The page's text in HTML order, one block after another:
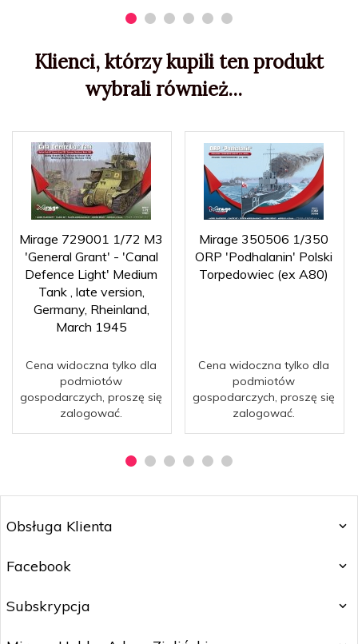
Klienci, którzy kupili ten produkt
wybrali również...
Mirage 729001 1/72 M3
'General Grant' - 'Canal
Defence Light' Medium
Tank , late version,
Germany, Rheinland,
March 1945
Cena widoczna tylko dla
podmiotów
gospodarczych, proszę się
zalogować.
Mirage 350506 1/350
ORP 'Podhalanin' Polski
Torpedowiec (ex A80)
Cena widoczna tylko dla
podmiotów
gospodarczych, proszę się
zalogować.
Obsługa Klienta
Facebook
Subskrypcja